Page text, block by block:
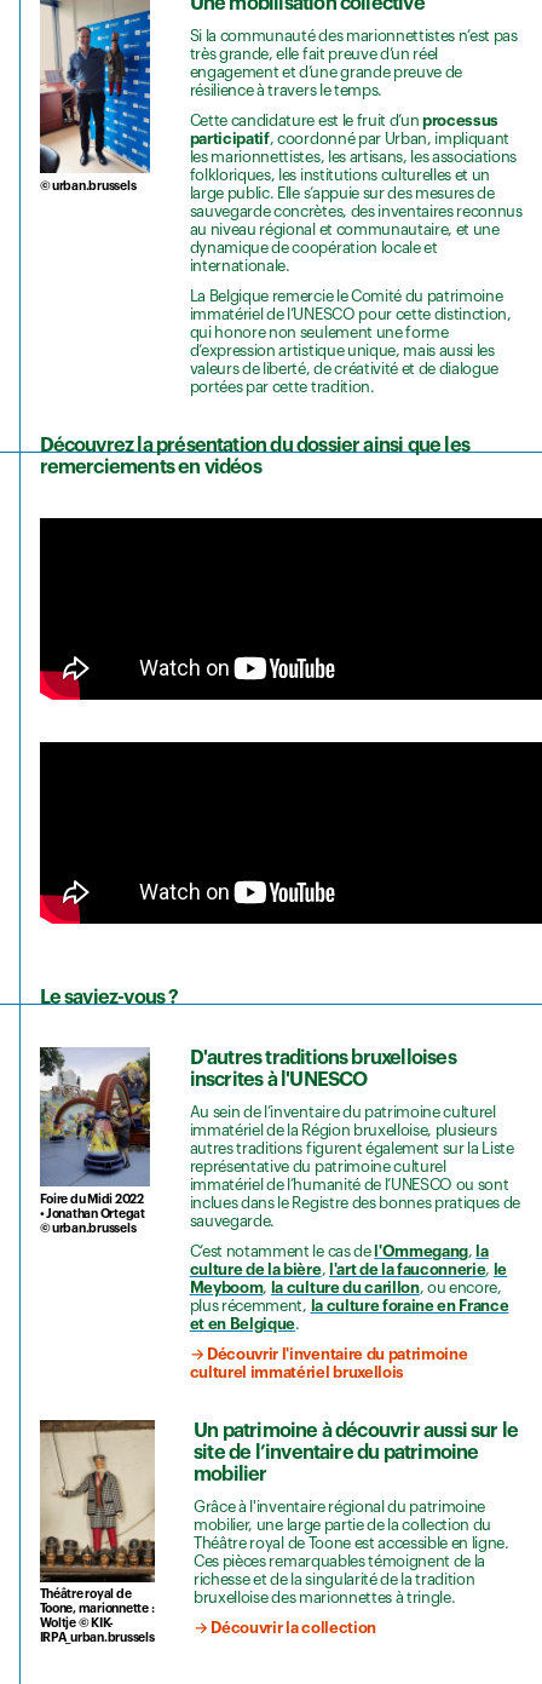
© urban.brussels
Une mobilisation collective
Si la communauté des marionnettistes n’est pas
très grande, elle fait preuve d’un réel
engagement et d’une grande preuve de
résilience à travers le temps.
Cette candidature est le fruit d’un processus
participatif, coordonné par Urban, impliquant
les marionnettistes, les artisans, les associations
folkloriques, les institutions culturelles et un
large public. Elle s’appuie sur des mesures de
sauvegarde concrètes, des inventaires reconnus
au niveau régional et communautaire, et une
dynamique de coopération locale et
internationale.
La Belgique remercie le Comité du patrimoine
immatériel de l’UNESCO pour cette distinction,
qui honore non seulement une forme
d’expression artistique unique, mais aussi les
valeurs de liberté, de créativité et de dialogue
portées par cette tradition.
Découvrez la présentation du dossier ainsi que les
remerciementsen vidéos
Le saviez-vous ?
Foire du Midi 2022
• Jonathan Ortegat
© urban.brussels
D'autres traditions bruxelloises
inscrites à l'UNESCO
Au sein de l’inventaire du patrimoine culturel
immatériel de la Région bruxelloise, plusieurs
autres traditions figurent également sur la Liste
représentative du patrimoine culturel
immatériel de l’humanité de l’UNESCO ou sont
inclues dans le Registre des bonnes pratiques de
sauvegarde.
C’est notamment le cas de l'Ommegang, la
culture de la bière, l'art de la fauconnerie, le
Meyboom, la culture du carillon, ou encore,
plus récemment, la culture foraine en France
et en Belgique.
→ Découvrir l'inventaire du patrimoine
culturel immatériel bruxellois
Théâtre royal de
Toone, marionnette :
Woltje © KIK-
IRPA_urban.brussels
Un patrimoine à découvrir aussi sur le
site de l’inventaire du patrimoine
mobilier
Grâce à l'inventaire régional du patrimoine
mobilier, une large partie de la collection du
Théâtre royal de Toone est accessible en ligne.
Ces pièces remarquables témoignent de la
richesse et de la singularité de la tradition
bruxelloise des marionnettes à tringle.
→ Découvrir la collection